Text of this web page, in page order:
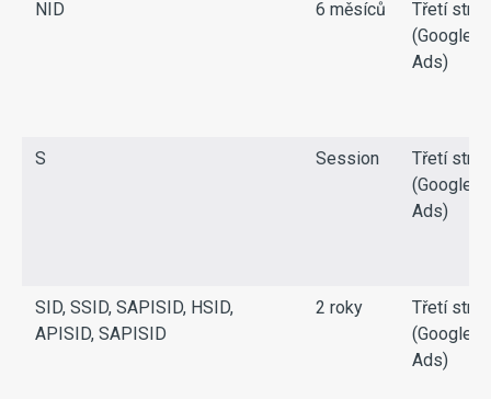
NID 6 měsíců
Třetí
(Google
Ads)
S Session
Třetí
(Google
Ads)
SID, SSID, SAPISID, HSID,
APISID, SAPISID
2 roky
Třetí
(Google
Ads)